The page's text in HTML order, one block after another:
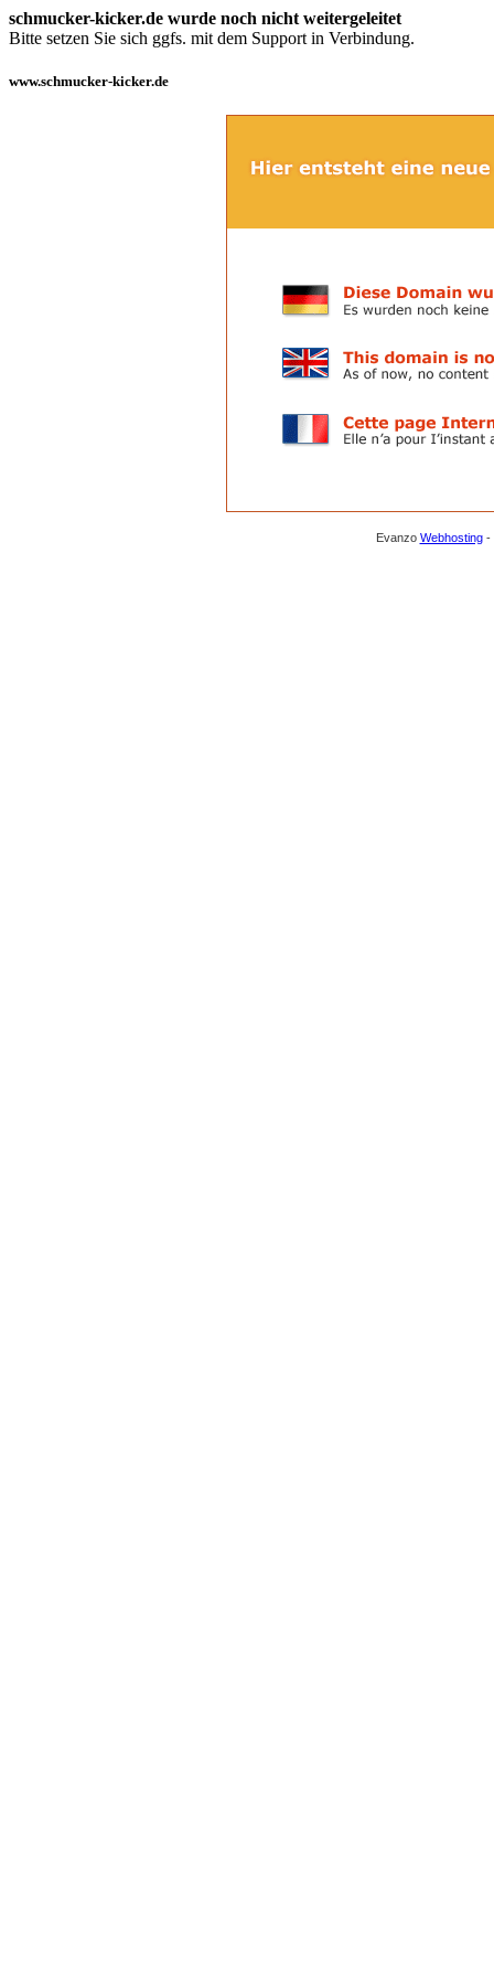
schmucker-kicker.de wurde noch nicht weitergeleitet
Bitte setzen Sie sich ggfs. mit dem Support in Verbindung.
www.schmucker-kicker.de
Evanzo Webhosting-